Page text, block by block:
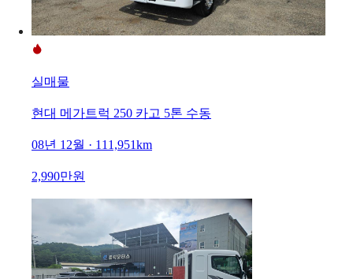
실매물
현대 메가트럭 250 카고 5톤 수동
08년 12월 · 111,951km
2,990만원